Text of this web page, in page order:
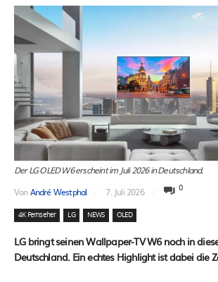
Der LG OLED W6 erscheint im Juli 2026 in Deutschland.
VonAndré Westphal 7. Juli 2026 0
4K Fernseher LG NEWS OLED
LG bringt seinen Wallpaper-TV W6 noch in
Deutschland. Ein echtes Highlight ist dabei die